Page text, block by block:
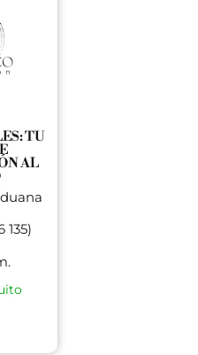
TU
AL
135)